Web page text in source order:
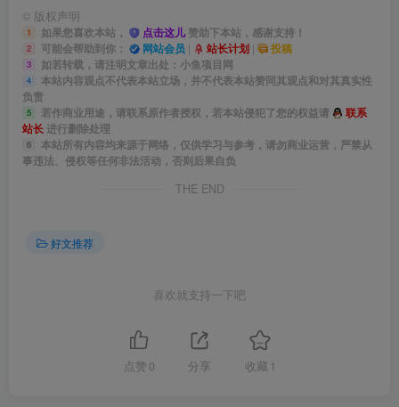
一张券挣5块，一天10单就是50块；一张挣10块，一天20单
就是200块。它不是暴利项目，但绝对是个稳扎稳打的项
目，而且你要是多账号同时操作，覆盖的客户群体会更大，
单量也能翻倍。
设备其实也简单，一台手机、一个闲鱼账号、一个支付宝，
加上美团和淘宝APP就够用了。
考同行设置一下，发布几条动态，挂上几张券，再结合流量
时间段，比如中午11点到下午1点、晚上6点到8点这两个吃
饭高峰期，保持快速回复，单子自然就来了。
© 版权声明
1 如果您喜欢本站， 点击这儿赞助下本站，感谢支持！
2 可能会帮助到你： 网站会员 | 站长计划 | 投稿
3 如若转载，请注明文章出处：小鱼项目网
4
本站内容观点不代表本站立场，并不代表本站赞同其观点和对其真实性
负责
5 若作商业用途，请联系原作者授权，若本站侵犯了您的权益请
联系
站长进行删除处理
6
本站所有内容均来源于网络，仅供学习与参考，请勿商业运营，严禁从
事违法、侵权等任何非法活动，否则后果自负
THE END
好文推荐
喜欢就支持一下吧
点赞 0 分享 收藏 1